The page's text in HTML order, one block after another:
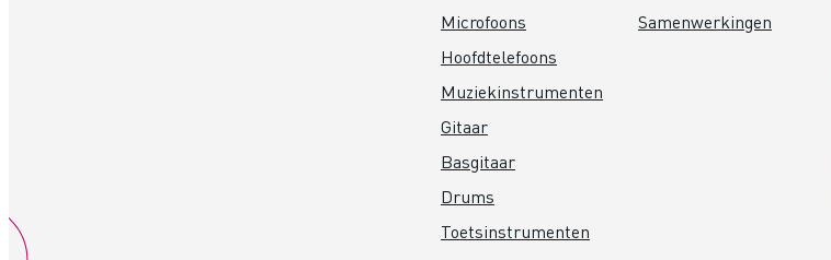
Microfoons
Hoofdtelefoons
Muziekinstrumenten
Gitaar
Basgitaar
Drums
Toetsinstrumenten
Samenwerkingen